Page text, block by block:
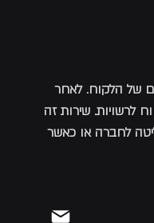
של הלקוח. לאחר
לרשויות. שירות זה
לחברה או כאשר